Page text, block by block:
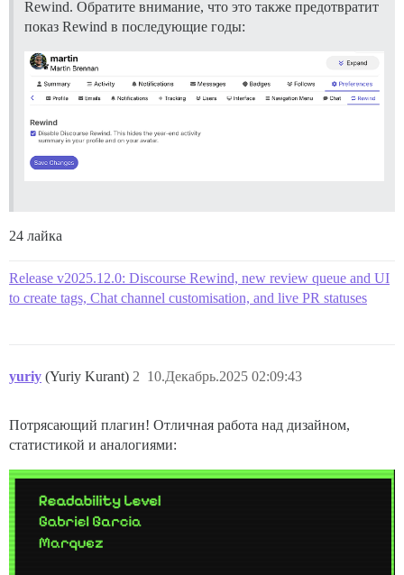
Rewind. Обратите внимание, что это также предотвратит
показ Rewind в последующие годы:
24 лайка
Release v2025.12.0: Discourse Rewind, new review queue and UI
to create tags, Chat channel customisation, and live PR statuses
yuriy (Yuriy Kurant) 10.Декабрь.2025 02:09:43
2
Потрясающий плагин! Отличная работа над дизайном,
статистикой и аналогиями: